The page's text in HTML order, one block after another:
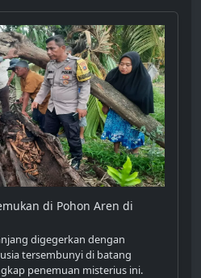
di Pohon Aren di
digegerkan dengan
tersembunyi di batang
penemuan misterius ini.